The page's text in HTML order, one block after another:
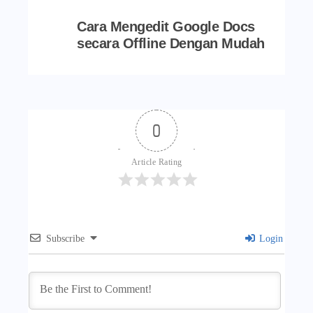
Cara Mengedit Google Docs
secara Offline Dengan Mudah
0
Article Rating
Subscribe Login